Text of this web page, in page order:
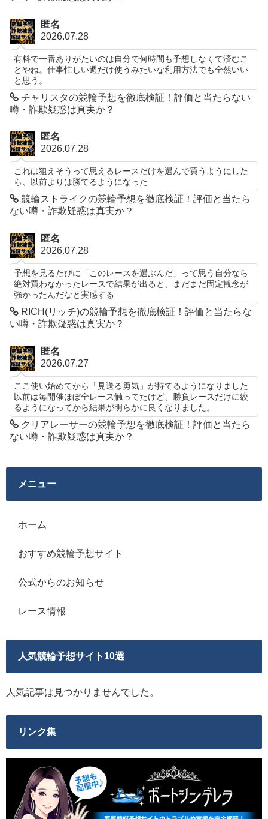
匿名
2026.07.28
有料で一番ありがたいのは自分で何時間も予想しなくて済むこ
とやね。仕事忙しい週だけ使うみたいな利用方法でも全然いい
と思う。
チャリスタの競輪予想を徹底検証！評価と当たらない
噂・詐欺疑惑は真実か？
匿名
2026.07.28
これは狙えそうって思えるレースだけを選んで買うようにした
ら、以前よりは勝てるようになった
競輪ストライクの競輪予想を徹底検証！評価と当たら
ない噂・詐欺疑惑は真実か？
匿名
2026.07.28
予想を見るたびに「このレースを選ぶんだ」って思う自分なら
絶対買わなかったレースで結果が出ると、まだまだ固定観念が
強かったんだなと実感する
RICH(リッチ)の競輪予想を徹底検証！評価と当たらな
い噂・詐欺疑惑は真実か？
匿名
2026.07.27
ここ使い始めてから「見送る勇気」が持てるようになりました
以前は毎開催ほぼ全レース触ってたけど、勝負レースだけに絞
るようになってから結果が明らかに良くなりました。
クリアレーサーの競輪予想を徹底検証！評価と当たら
ない噂・詐欺疑惑は真実か？
メニュー
ホーム
おすすめ競輪予想サイト
公式からのお知らせ
レース情報
人気競輪予想サイト10選
人気記事は見つかりませんでした。
リンク集